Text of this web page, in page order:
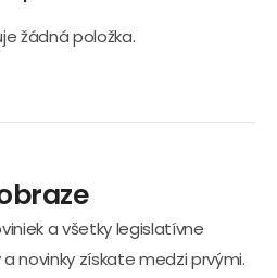
žádná položka.
a všetky legislatívne
novinky získate medzi prvými.